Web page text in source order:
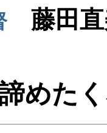
藤田
めた